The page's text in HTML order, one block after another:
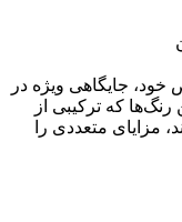
خود، جایگاهی ویژه در
که ترکیبی از
مزایای متعددی را